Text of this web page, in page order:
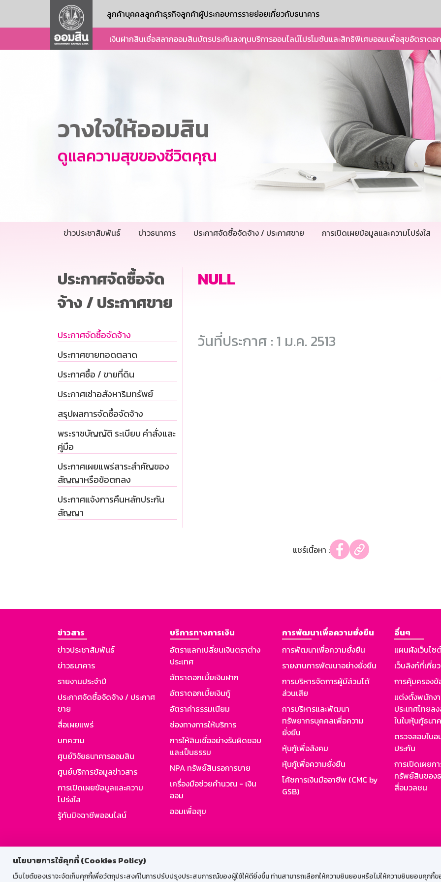
นโยบายการใช้คุกกี้ (Cookies Policy)
เว็บไซต์ของเราจะจัดเก็บคุกกี้เพื่อวัตถุประสงค์ในการปรับปรุงประสบการณ์ของผู้ใช้ให้ดียิ่งขึ้น ท่านสามารถเลือกให้ความยินยอมหรือไม่ให้ความยินยอมคุกกี้ข
ลูกค้าบุคคลลูกค้าธุรกิจลูกค้าผู้ประกอบการรายย่อยเกี่ยวกับธนาคาร
เงินฝากสินเชื่อสลากออมสินบัตรประกันลงทุนบริการออนไลน์โปรโมชันและสิทธิพิเศษออมเพื่อสุขอัตราดอ
วางใจให้ออมสิน
ดูแลความสุขของชีวิตคุณ
ข่าวประชาสัมพันธ์ ข่าวธนาคาร ประกาศจัดซื้อจัดจ้าง / ประกาศขาย การเปิดเผยข้อมูลและความโปร่งใส
ประกาศจัดซื้อจัด
จ้าง / ประกาศขาย
ประกาศจัดซื้อจัดจ้าง
ประกาศขายทอดตลาด
ประกาศซื้อ / ขายที่ดิน
ประกาศเช่าอสังหาริมทรัพย์
สรุปผลการจัดซื้อจัดจ้าง
พระราชบัญญัติ ระเบียบ คำสั่งและ
คู่มือ
ประกาศเผยแพร่สาระสำคัญของ
สัญญาหรือข้อตกลง
ประกาศแจ้งการคืนหลักประกัน
สัญญา
NULL
วันที่ประกาศ : 1 ม.ค. 2513
แชร์เนื้อหา :
ข่าวสาร
ข่าวประชาสัมพันธ์
ข่าวธนาคาร
รายงานประจำปี
ประกาศจัดซื้อจัดจ้าง / ประกาศ
ขาย
สื่อเผยแพร่
บทความ
ศูนย์วิจัยธนาคารออมสิน
ศูนย์บริการข้อมูลข่าวสาร
การเปิดเผยข้อมูลและความ
โปร่งใส
รู้ทันมิจฉาชีพออนไลน์
บริการทางการเงิน
อัตราแลกเปลี่ยนเงินตราต่าง
ประเทศ
อัตราดอกเบี้ยเงินฝาก
อัตราดอกเบี้ยเงินกู้
อัตราค่าธรรมเนียม
ช่องทางการให้บริการ
การให้สินเชื่ออย่างรับผิดชอบ
และเป็นธรรม
NPA ทรัพย์สินรอการขาย
เครื่องมือช่วยคำนวณ - เงิน
ออม
ออมเพื่อสุข
การพัฒนาเพื่อความยั่งยืน
การพัฒนาเพื่อความยั่งยืน
รายงานการพัฒนาอย่างยั่งยืน
การบริหารจัดการผู้มีส่วนได้
ส่วนเสีย
การบริหารและพัฒนา
ทรัพยากรบุคคลเพื่อความ
ยั่งยืน
หุ้นกู้เพื่อสังคม
หุ้นกู้เพื่อความยั่งยืน
โค้ชการเงินมืออาชีพ (CMC by
GSB)
อื่นๆ
แผนผังเว็บไซ
เว็บลิงก์ที่เกี่ย
การคุ้มครอง
แต่งตั้งพนักง
ประเทศไทยล
ในใบหุ้นกู้ธนา
ตรวจสอบใบ
ประกัน
การเปิดเผยก
ทรัพย์สินของ
สื่อมวลชน